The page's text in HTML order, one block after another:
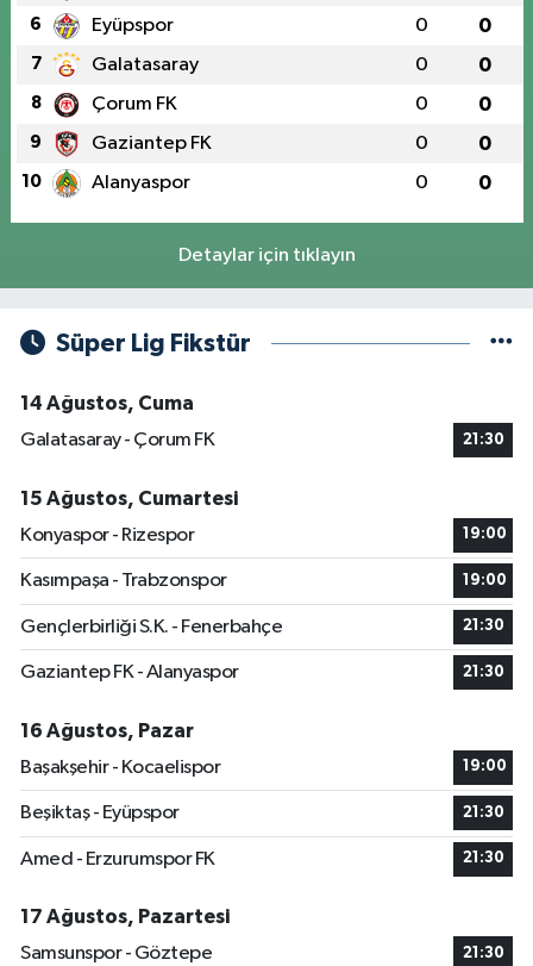
6 Eyüpspor 0 0
7 Galatasaray 0 0
8 Çorum FK 0 0
9 Gaziantep FK 0 0
10 Alanyaspor 0 0
Detaylar için tıklayın
Süper Lig Fikstür
14 Ağustos, Cuma
Galatasaray - Çorum FK
21:30
15 Ağustos, Cumartesi
Konyaspor - Rizespor
19:00
Kasımpaşa - Trabzonspor 19:00
Gençlerbirliği S.K. - Fenerbahçe 21:30
Gaziantep FK - Alanyaspor 21:30
16 Ağustos, Pazar
Başakşehir - Kocaelispor
19:00
Beşiktaş - Eyüpspor 21:30
Amed - Erzurumspor FK 21:30
17 Ağustos, Pazartesi
Samsunspor - Göztepe
21:30